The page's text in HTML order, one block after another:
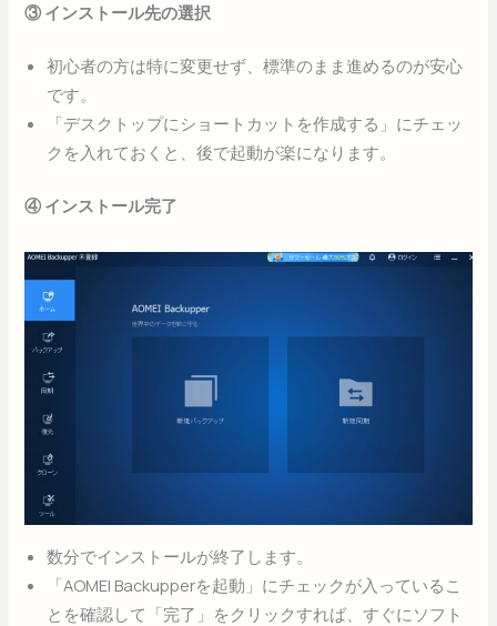
③ インストール先の選択
初心者の方は特に変更せず、標準のまま進めるのが安心
です。
「デスクトップにショートカットを作成する」にチェッ
クを入れておくと、後で起動が楽になります。
④ インストール完了
数分でインストールが終了します。
「AOMEI Backupperを起動」にチェックが入っているこ
とを確認して「完了」をクリックすれば、すぐにソフト